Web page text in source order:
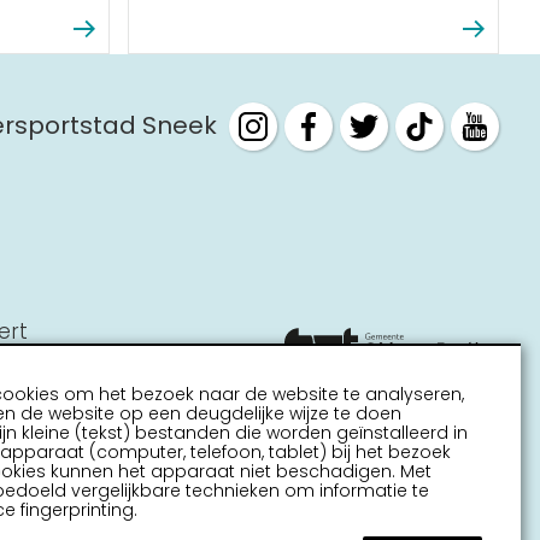
Sneek
om het bezoek naar de website te analyseren,
de website op een deugdelijke wijze te doen
kleine (tekst) bestanden die worden geïnstalleerd in
(computer, telefoon, tablet) bij het bezoek
kunnen het apparaat niet beschadigen. Met
vergelijkbare technieken om informatie te
fingerprinting.